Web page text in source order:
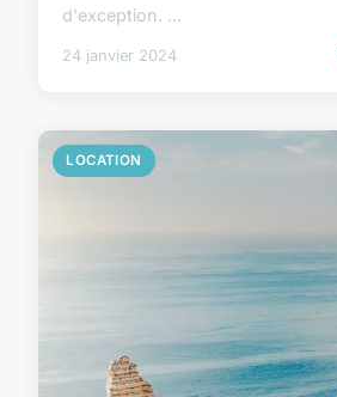
d'exception. ...
24 janvier 2024
LOCATION